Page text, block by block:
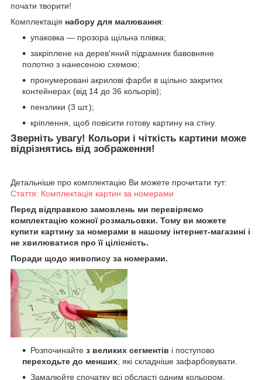
почати творити!
Комплектація набору для малювання:
упаковка — прозора щільна плівка;
закріплене на дерев'яний підрамник бавовняне
полотно з нанесеною схемою;
пронумеровані акрилові фарби в щільно закритих
контейнерах (від 14 до 36 кольорів);
пензлики (3 шт.);
кріплення, щоб повісити готову картину на стіну.
Зверніть увагу! Кольори і чіткість картини може
відрізнятись від зображення!
Детальніше про комплектацію Ви можете прочитати тут:
Стаття: Комплектація картин за номерами
Перед відправкою замовлень ми перевіряємо
комплектацію кожної розмальовки. Тому ви можете
купити картину за номерами в нашому інтернет-магазині і
не хвилюватися про її цілісність.
Поради щодо живопису за номерами.
Розпочинайте з великих сегментів і поступово
переходьте до менших , які складніше зафарбовувати.
Замалюйте спочатку всі обсласті одним кольором,